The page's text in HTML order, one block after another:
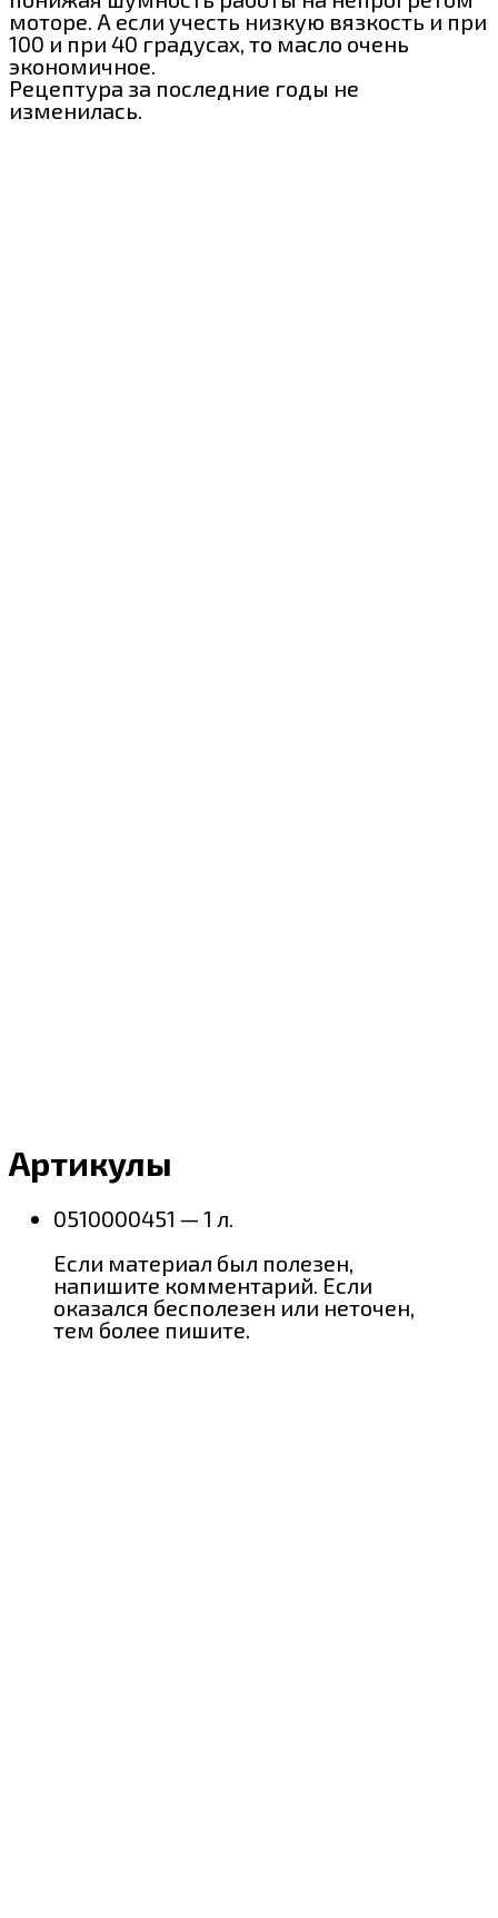
моторе. А если учесть низкую вязкость и при
100 и при 40 градусах, то масло очень
экономичное.
Рецептура за последние годы не
изменилась.
Артикулы
0510000451 — 1 л.
Если материал был полезен,
напишите комментарий. Если
оказался бесполезен или неточен,
тем более пишите.